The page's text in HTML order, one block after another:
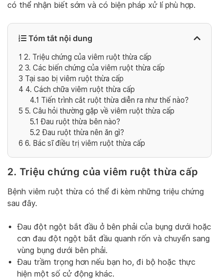
có thể nhận biết sớm và có biện pháp xử lí phù hợp.
Tóm tắt nội dung
1 2. Triệu chứng của viêm ruột thừa cấp
2 3. Các biến chứng của viêm ruột thừa cấp
3 Tại sao bị viêm ruột thừa cấp
4 4. Cách chữa viêm ruột thừa cấp
4.1 Tiến trình cắt ruột thừa diễn ra như thế nào?
5 5. Câu hỏi thường gặp về viêm ruột thừa cấp
5.1 Đau ruột thừa bên nào?
5.2 Đau ruột thừa nên ăn gì?
6 6. Bác sĩ điều trị viêm ruột thừa cấp
2. Triệu chứng của viêm ruột thừa cấp
Bệnh viêm ruột thừa có thể đi kèm những triệu chứng
sau đây.
Đau đột ngột bắt đầu ở bên phải của bụng dưới hoặc
cơn đau đột ngột bắt đầu quanh rốn và chuyển sang
vùng bụng dưới bên phải.
Đau trầm trọng hơn nếu bạn ho, đi bộ hoặc thực
hiện một số cử động khác.